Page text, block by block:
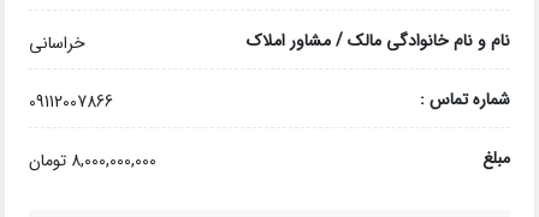
نام و نام خانوادگی مالک / مشاور املاک خراسانی
شماره تماس : 09112007866
مبلغ 8,000,000,000 تومان